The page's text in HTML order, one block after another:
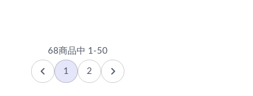
68商品中 1-50
1 2